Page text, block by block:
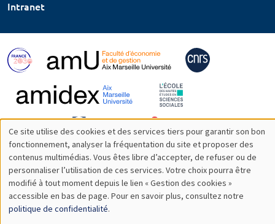
Intranet
Utilisation
des
données
personnelles
Ce site utilise des cookies et des services tiers pour garantir son bon
fonctionnement, analyser la fréquentation du site et proposer des
contenus multimédias. Vous êtes libre d’accepter, de refuser ou de
personnaliser l’utilisation de ces services. Votre choix pourra être
modifié à tout moment depuis le lien « Gestion des cookies »
accessible en bas de page. Pour en savoir plus, consultez notre
politique de confidentialité.